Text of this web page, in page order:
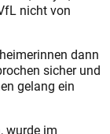
nicht von
dann
sicher und
gelang ein
wurde im